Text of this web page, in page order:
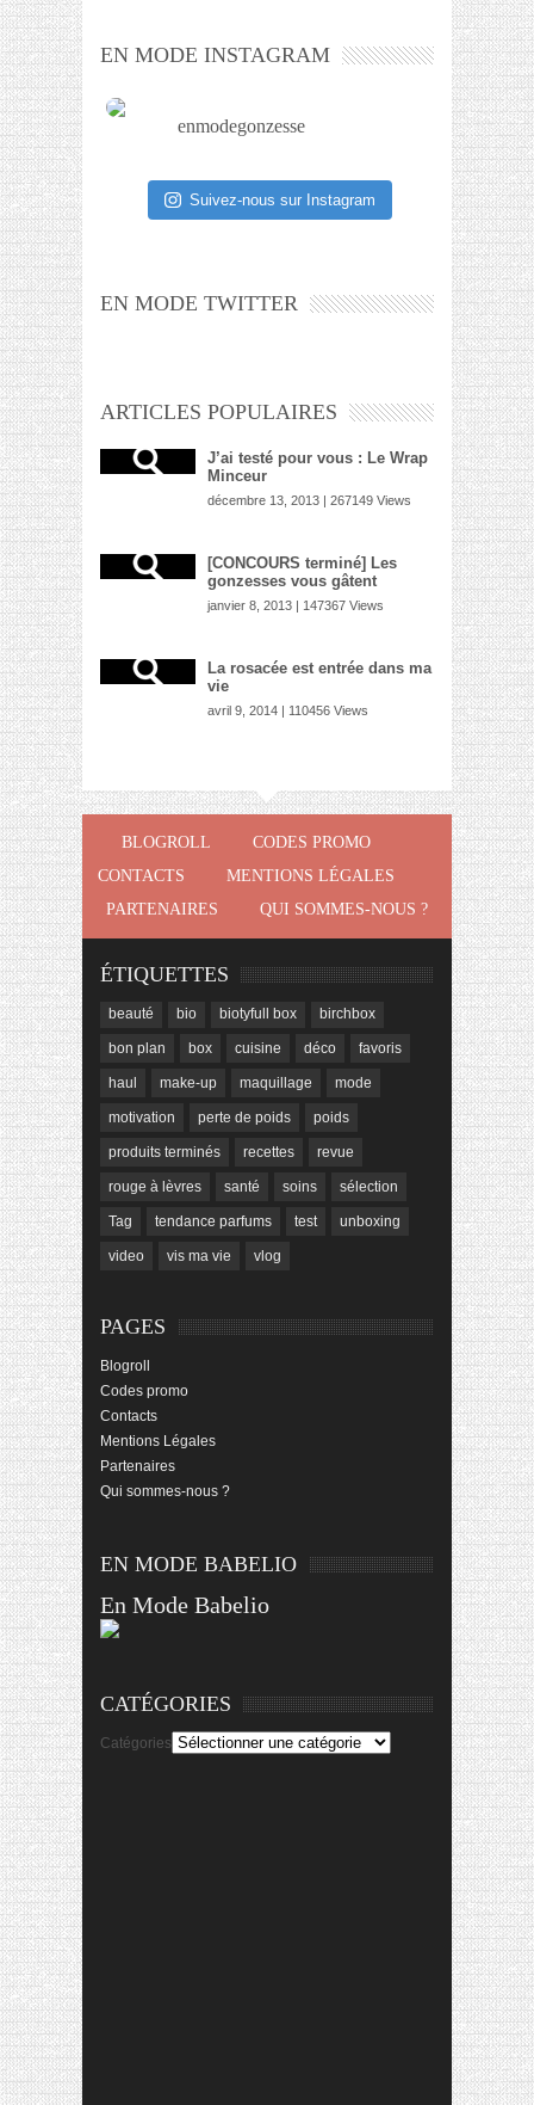
EN MODE INSTAGRAM
enmodegonzesse
Suivez-nous sur Instagram
EN MODE TWITTER
ARTICLES POPULAIRES
J’ai testé pour vous : Le Wrap
Minceur
décembre 13, 2013 | 267149 Views
[CONCOURS terminé] Les
gonzesses vous gâtent
janvier 8, 2013 | 147367 Views
La rosacée est entrée dans ma
vie
avril 9, 2014 | 110456 Views
BLOGROLL
CODES PROMO
CONTACTS
MENTIONS LÉGALES
PARTENAIRES
QUI SOMMES-NOUS ?
ÉTIQUETTES
beauté bio biotyfull box birchbox
bon plan box cuisine déco favoris
haul make-up maquillage mode
motivation perte de poids poids
produits terminés recettes revue
rouge à lèvres santé soins sélection
Tag tendance parfums test unboxing
video vis ma vie vlog
PAGES
Blogroll
Codes promo
Contacts
Mentions Légales
Partenaires
Qui sommes-nous ?
EN MODE BABELIO
En Mode Babelio
CATÉGORIES
Catégories